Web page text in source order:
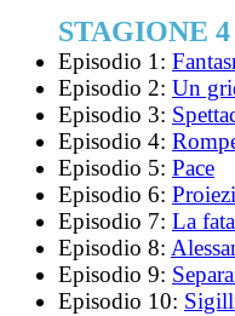
STAGIONE 4
Episodio 1:
Episodio 2: Un
Episodio 3:
Episodio 4:
Episodio 5: Pace
Episodio 6:
Episodio 7: La
Episodio 8:
Episodio 9:
Episodio 10: